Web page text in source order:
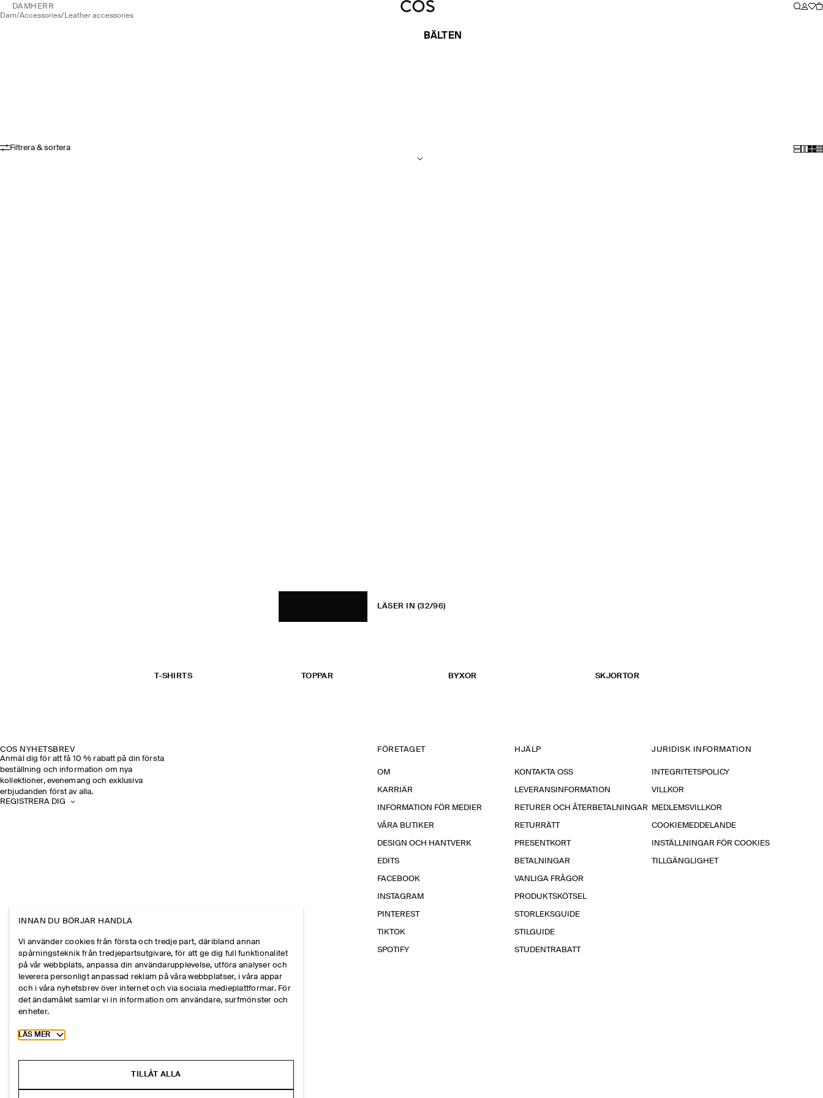
DAM HERR
dam/ accessories/ leather accessories
BÄLTEN
Filtrera & sortera
LÄSER IN (32/96)
T-SHIRTS TOPPAR BYXOR SKJORTOR
COS NYHETSBREV
Anmäl dig för att få 10 % rabatt på din första
beställning och information om nya
kollektioner, evenemang och exklusiva
erbjudanden först av alla.
REGISTRERA DIG
FÖRETAGET
OM
KARRIÄR
INFORMATION FÖR MEDIER
VÅRA BUTIKER
DESIGN OCH HANTVERK
EDITS
FACEBOOK
INSTAGRAM
PINTEREST
TIKTOK
SPOTIFY
HJÄLP
KONTAKTA OSS
LEVERANSINFORMATION
RETURER OCH ÅTERBETALNINGAR
RETURRÄTT
PRESENTKORT
BETALNINGAR
VANLIGA FRÅGOR
PRODUKTSKÖTSEL
STORLEKSGUIDE
STILGUIDE
STUDENTRABATT
JURIDISK INFORMATION
INTEGRITETSPOLICY
VILLKOR
MEDLEMSVILLKOR
COOKIEMEDDELANDE
INSTÄLLNINGAR FÖR COOKIES
TILLGÄNGLIGHET
INNAN DU BÖRJAR HANDLA
Vi använder cookies från första och tredje part, däribland annan
spårningsteknik från tredjepartsutgivare, för att ge dig full funktionalitet
på vår webbplats, anpassa din användarupplevelse, utföra analyser och
leverera personligt anpassad reklam på våra webbplatser, i våra appar
och i våra nyhetsbrev över internet och via sociala medieplattformar. För
det ändamålet samlar vi in information om användare, surfmönster och
enheter.
Toggle more cookie information
LÄS MER
TILLÅT ALLA